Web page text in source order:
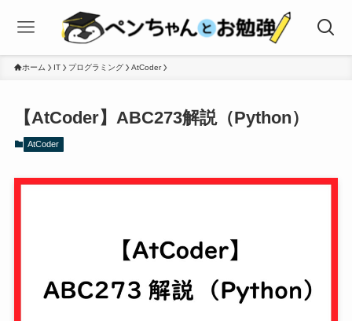
ホーム IT プログラミング AtCoder
【AtCoder】ABC273解説（Python）
AtCoder